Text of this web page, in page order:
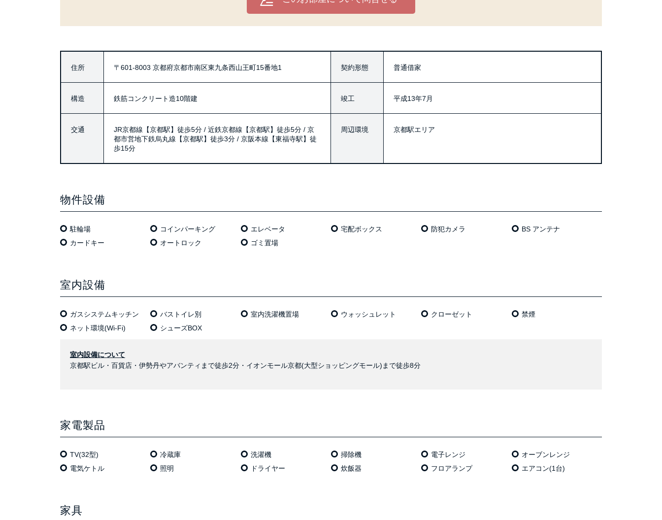
住所 〒601-8003 京都府京都市南区東九条西山王町15番地1 契約形態 普通借家
構造 鉄筋コンクリート造10階建 竣工 平成13年7月
交通
JR京都線【京都駅】徒歩5分 / 近鉄京都線【京都駅】徒歩5分 / 京
都市営地下鉄烏丸線【京都駅】徒歩3分 / 京阪本線【東福寺駅】徒
歩15分
周辺環境 京都駅エリア
物件設備
駐輪場 コインパーキング エレベータ 宅配ボックス 防犯カメラ
BS アンテナ
カードキー
オートロック ゴミ置場
室内設備
ガスシステムキッチン バストイレ別 室内洗濯機置場 ウォッシュレット クローゼット
禁煙
ネット環境(Wi-Fi)
シューズBOX
室内設備について
京都駅ビル・百貨店・伊勢丹やアバンティまで徒歩2分・イオンモール京都(大型ショッピングモール)まで徒歩8分
家電製品
TV(32型) 冷蔵庫 洗濯機 掃除機 電⼦レンジ
オーブンレンジ
電気ケトル
照明 ドライヤー 炊飯器 フロアランプ エアコン(1台)
家具